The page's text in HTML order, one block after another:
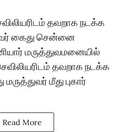
தவறாக நடக்க
கைது சென்னை
மருத்துவமனையில்
தவறாக நடக்க
மீது புகார்
Read More